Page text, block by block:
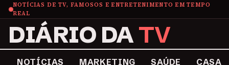
NOTÍCIAS DE TV, FAMOSOS E ENTRETENIMENTO EM TEMPO
REAL
DIÁRIO DATV
NOTÍCIAS MARKETING SAÚDE CASA